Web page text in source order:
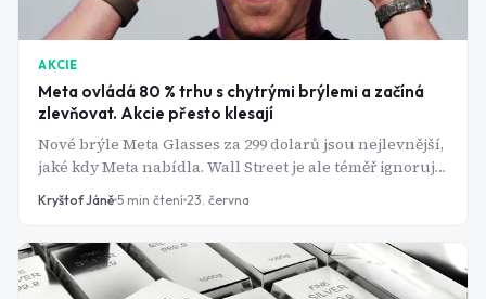
AKCIE
Meta ovládá 80 % trhu s chytrými brýlemi a začíná
zlevňovat. Akcie přesto klesají
Nové brýle Meta Glasses za 299 dolarů jsou nejlevnější,
jaké kdy Meta nabídla. Wall Street je ale téměř ignoruje.
Pozornost investorů dnes drží jediné číslo, vedle
kterého působí i nový produkt jako bezvýznamný
Kryštof Jáně 5 min čtení 23. června